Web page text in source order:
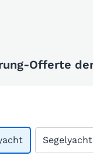
Offerte
Segelyacht